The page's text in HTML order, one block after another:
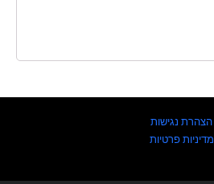
הצהרת נגישות
מדיניות פרטיות